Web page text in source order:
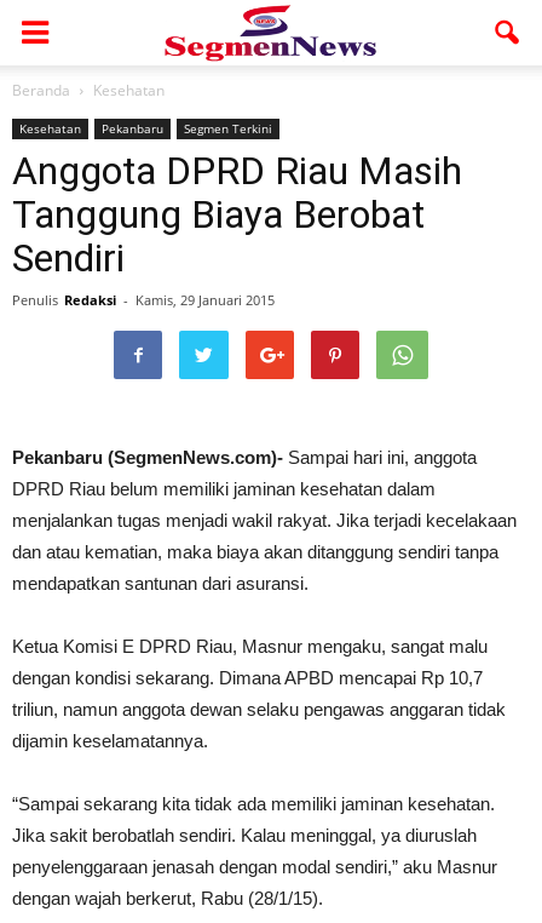
Beranda Kesehatan
Kesehatan Pekanbaru Segmen Terkini
Anggota DPRD Riau Masih
Tanggung Biaya Berobat
Sendiri
Penulis Redaksi - Kamis, 29 Januari 2015
Pekanbaru (SegmenNews.com)- Sampai hari ini, anggota
DPRD Riau belum memiliki jaminan kesehatan dalam
menjalankan tugas menjadi wakil rakyat. Jika terjadi kecelakaan
dan atau kematian, maka biaya akan ditanggung sendiri tanpa
mendapatkan santunan dari asuransi.
Ketua Komisi E DPRD Riau, Masnur mengaku, sangat malu
dengan kondisi sekarang. Dimana APBD mencapai Rp 10,7
triliun, namun anggota dewan selaku pengawas anggaran tidak
dijamin keselamatannya.
“Sampai sekarang kita tidak ada memiliki jaminan kesehatan.
Jika sakit berobatlah sendiri. Kalau meninggal, ya diuruslah
penyelenggaraan jenasah dengan modal sendiri,” aku Masnur
dengan wajah berkerut, Rabu (28/1/15).